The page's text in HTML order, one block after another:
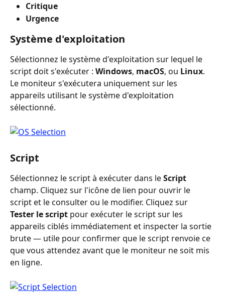
Critique
Urgence
Système d'exploitation
Sélectionnez le système d'exploitation sur lequel le
script doit s'exécuter : Windows, macOS, ou Linux.
Le moniteur s'exécutera uniquement sur les
appareils utilisant le système d'exploitation
sélectionné.
Script
Sélectionnez le script à exécuter dans le Script
champ. Cliquez sur l'icône de lien pour ouvrir le
script et le consulter ou le modifier. Cliquez sur
Tester le script pour exécuter le script sur les
appareils ciblés immédiatement et inspecter la sortie
brute — utile pour confirmer que le script renvoie ce
que vous attendez avant que le moniteur ne soit mis
en ligne.